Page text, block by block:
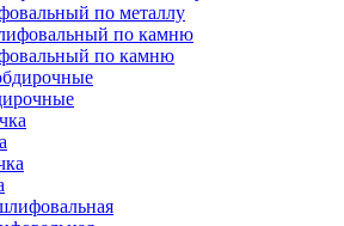
по металлу
по камню